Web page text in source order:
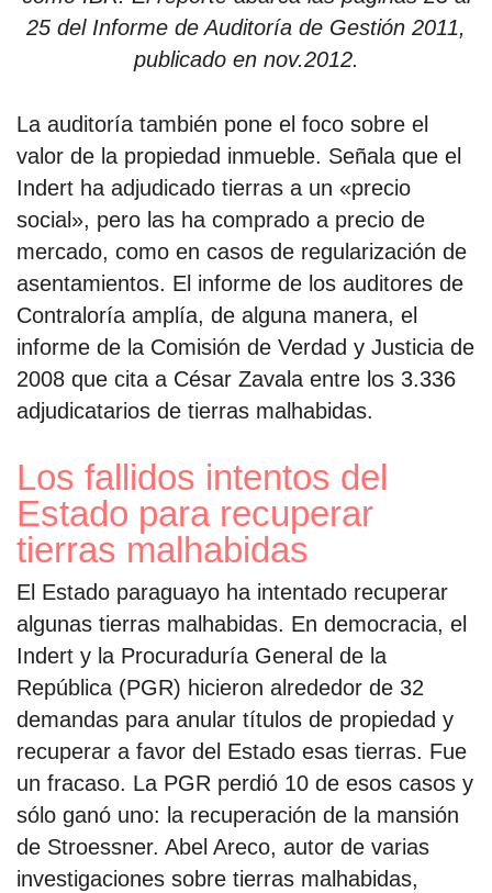
25 del Informe de Auditoría de Gestión 2011,
publicado en nov.2012.
La auditoría también pone el foco sobre el
valor de la propiedad inmueble. Señala que el
Indert ha adjudicado tierras a un «precio
social», pero las ha comprado a precio de
mercado, como en casos de regularización de
asentamientos. El informe de los auditores de
Contraloría amplía, de alguna manera, el
informe de la Comisión de Verdad y Justicia de
2008 que cita a César Zavala entre los 3.336
adjudicatarios de tierras malhabidas.
Los fallidos intentos del
Estado para recuperar
tierras malhabidas
El Estado paraguayo ha intentado recuperar
algunas tierras malhabidas. En democracia, el
Indert y la Procuraduría General de la
República (PGR) hicieron alrededor de 32
demandas para anular títulos de propiedad y
recuperar a favor del Estado esas tierras. Fue
un fracaso. La PGR perdió 10 de esos casos y
sólo ganó uno: la recuperación de la mansión
de Stroessner. Abel Areco, autor de varias
investigaciones sobre tierras malhabidas,